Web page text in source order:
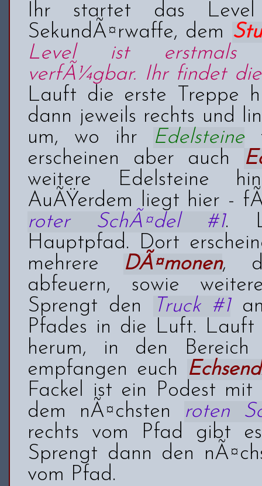
Ihr startet das
SekundÃ¤rwaffe, dem
Level ist erstmals
verfÃ¼gbar. Ihr findet
Lauft die erste Treppe
dann jeweils rechts und
um, wo ihr
Edelsteine
erscheinen aber auch
weitere Edelsteine
AuÃŸerdem liegt hier -
roter SchÃ¤del #1.
Hauptpfad. Dort
mehrere
DÃ¤monen,
abfeuern, sowie
Sprengt den
Truck #1
Pfades in die Luft.
herum, in den
empfangen euch
Fackel ist ein Podest
dem nÃ¤chsten roten
rechts vom Pfad gibt
Sprengt dann den
vom Pfad.